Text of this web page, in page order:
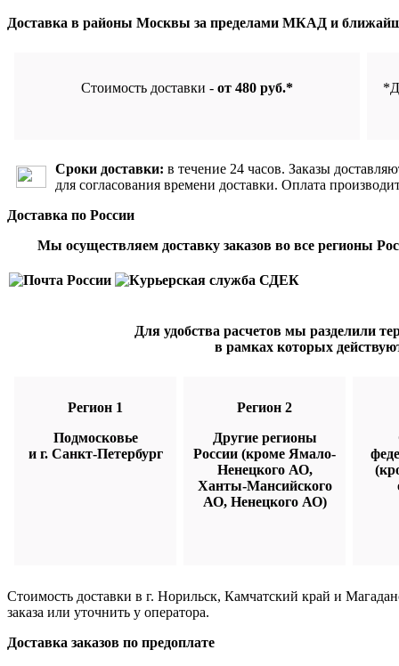
Доставка в районы Москвы за пределами МКАД и
Стоимость доставки - от 480 руб.*
Сроки доставки: в течение 24 часов. Заказы
для согласования времени доставки. Оплата
Доставка по России
Мы осуществляем доставку заказов во все регионы
Для удобства расчетов мы разделили
в рамках которых
Регион 1
Подмосковье
и г. Санкт-Петербург
Регион 2
Другие регионы
России (кроме Ямало-
Ненецкого АО,
Ханты-Мансийского
АО, Ненецкого АО)
Стоимость доставки в г. Норильск, Камчатский край и
заказа или уточнить у оператора.
Доставка заказов по предоплате